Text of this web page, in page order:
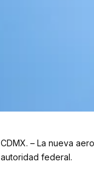
CDMX. – La nueva
autoridad federal.